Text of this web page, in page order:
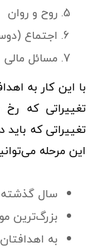
روح و روان
اجتماع
مسائل مالی
با این کار به
تغییراتی که
تغییراتی که
این مرحله
سال گذشته
بزرگ‌ترین
به